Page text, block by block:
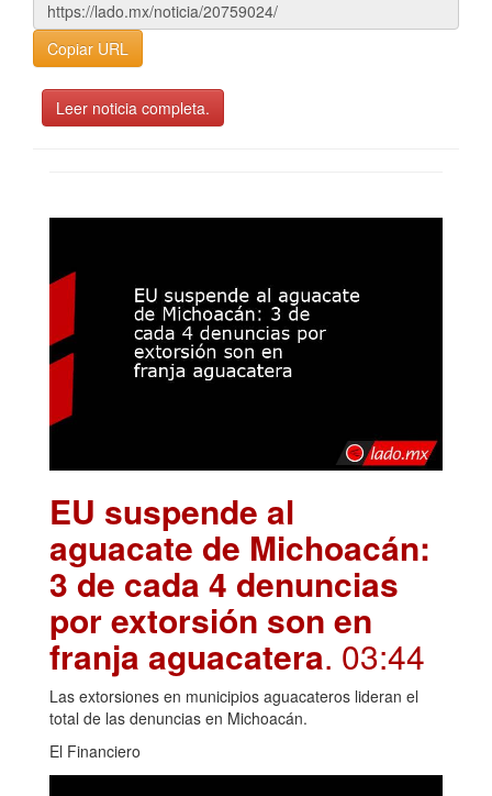
Copiar URL
Leer noticia completa.
EU suspende al
aguacate de Michoacán:
3 de cada 4 denuncias
por extorsión son en
franja aguacatera. 03:44
Las extorsiones en municipios aguacateros lideran el
total de las denuncias en Michoacán.
El Financiero